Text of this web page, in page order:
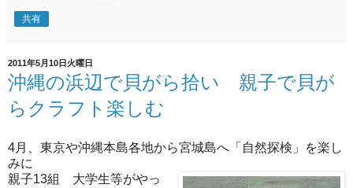
共有
2011年5月10日火曜日
沖縄の浜辺で貝がら拾い 親子で貝が
らクラフト楽しむ
4月、東京や沖縄本島各地から宮城島へ「自然探検」を楽し
みに
親子13組 大学生等がやっ